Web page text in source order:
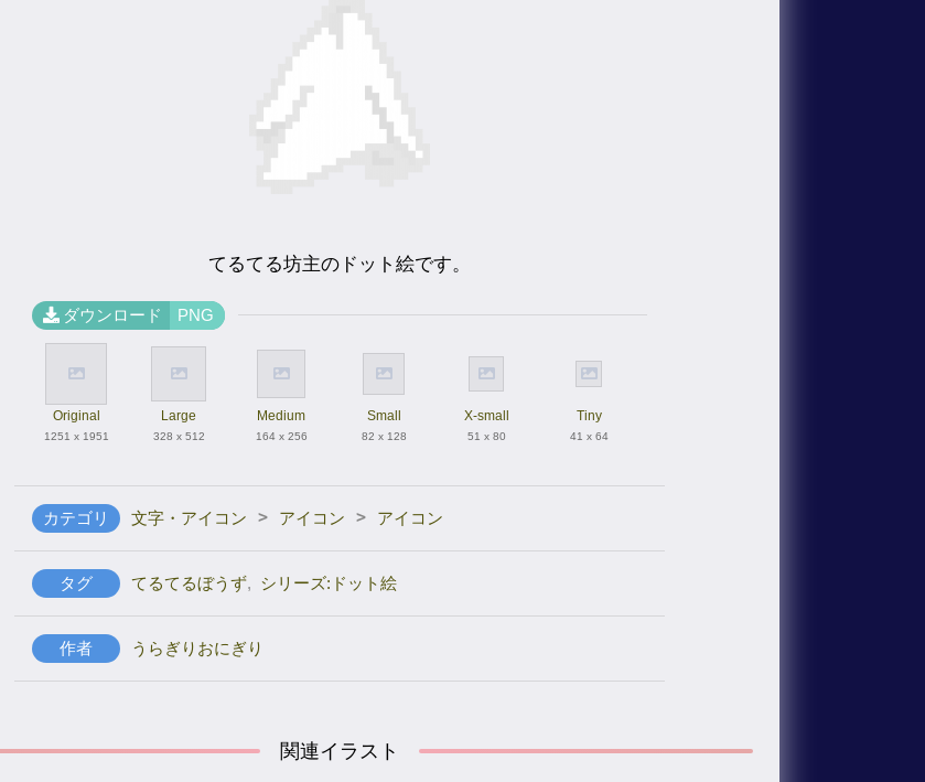
てるてる坊主のドット絵です。
ダウンロード PNG
Original
1251 x 1951
Large
328 x 512
Medium
164 x 256
Small
82 x 128
X-small
51 x 80
Tiny
41 x 64
カテゴリ 文字・アイコン > アイコン > アイコン
タグ てるてるぼうず, シリーズ:ドット絵
作者 うらぎりおにぎり
関連イラスト